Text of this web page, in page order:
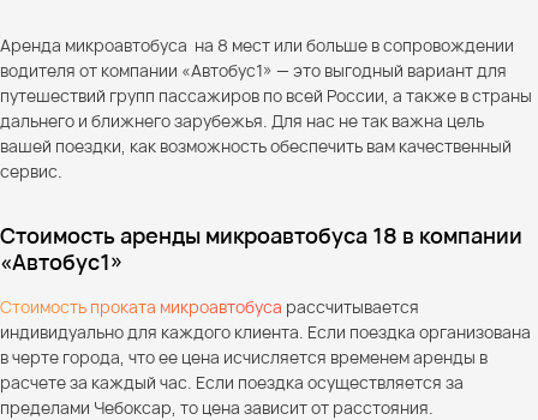
Аренда микроавтобуса на 8 мест или больше в сопровождении
водителя от компании «Автобус1» — это выгодный вариант для
путешествий групп пассажиров по всей России, а также в страны
дальнего и ближнего зарубежья. Для нас не так важна цель
вашей поездки, как возможность обеспечить вам качественный
сервис.
Стоимость аренды микроавтобуса 18 в компании
«Автобус1»
Стоимость проката микроавтобуса рассчитывается
индивидуально для каждого клиента. Если поездка организована
в черте города, что ее цена исчисляется временем аренды в
расчете за каждый час. Если поездка осуществляется за
пределами Чебоксар, то цена зависит от расстояния.